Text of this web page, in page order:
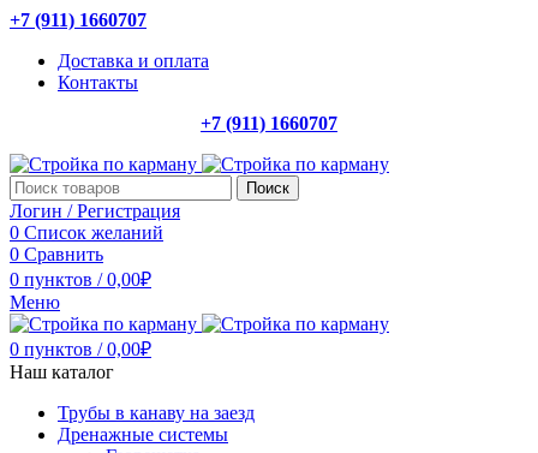
+7 (911) 1660707
Доставка и оплата
Контакты
+7 (911) 1660707
Поиск
Логин / Регистрация
0 Список желаний
0 Сравнить
0 пунктов / 0,00₽
Меню
0 пунктов / 0,00₽
Наш каталог
Трубы в канаву на заезд
Дренажные системы